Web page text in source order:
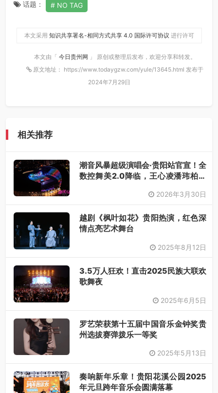
话题： NO TAG
本文采用 知识共享署名-相同方式共享 4.0 国际许可协议 进行许可
本文由「 今日贵州网 」 原创或整理后发布，欢迎分享和转发。
原文地址： https://www.todaygzw.com/yule/13645.html 发布于
2024年7月29日
相关推荐
潮音风暴超级演唱会·贵阳站官宣！全
数控舞美2.0降临，王心凌潘玮柏领
2026年3月30日
越剧《枫叶如花》贵阳热演，红色深
情点亮艺术舞台
2025年8月12日
3.5万人狂欢！直击2025民族大联欢
歌舞夜
2025年6月5日
罗艺荣获第十五届中国音乐金钟奖贵
州选拔赛弹拨乐一等奖​
2025年5月13日
奏响新年乐章！贵阳花溪公园2025
年元旦跨年音乐会圆满落幕